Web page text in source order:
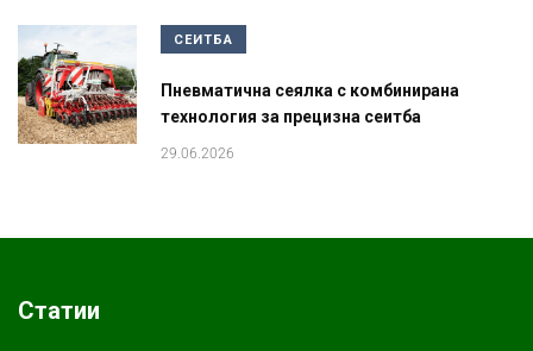
СЕИТБА
Пневматична сеялка с комбинирана
технология за прецизна сеитба
29.06.2026
Статии